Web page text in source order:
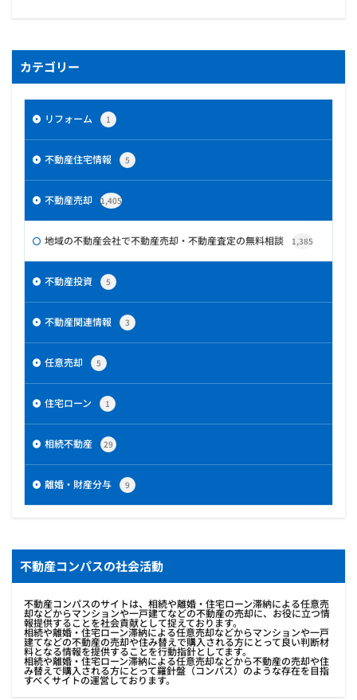
カテゴリー
リフォーム 1
不動産住宅情報 5
不動産売却 1,405
地域の不動産会社で不動産売却・不動産査定の無料相談 1,385
不動産投資 5
不動産関連情報 3
任意売却 5
住宅ローン 1
相続不動産 29
離婚・財産分与 9
不動産コンパスの社会活動
不動産コンパスのサイトは、相続や離婚・住宅ローン滞納による任意売
却などからマンションや一戸建てなどの不動産の売却に、お役に立つ情
報提供することを社会貢献として捉えております。
相続や離婚・住宅ローン滞納による任意売却などからマンションや一戸
建てなどの不動産の売却や住み替えで購入される方にとって良い判断材
料となる情報を提供することを行動指針としてます。
相続や離婚・住宅ローン滞納による任意売却などから不動産の売却や住
み替えで購入される方にとって羅針盤（コンパス）のような存在を目指
すべくサイトの運営しております。